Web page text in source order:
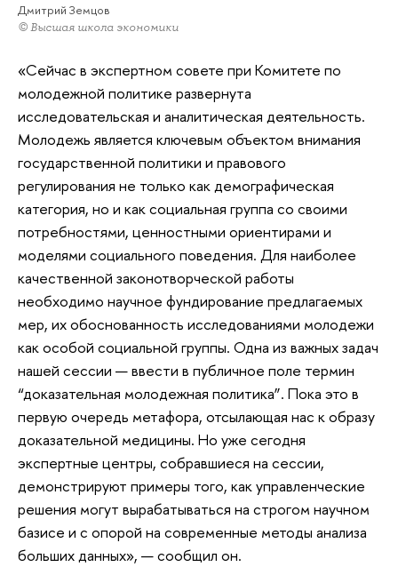
Дмитрий Земцов
© Высшая школа экономики
«Сейчас в экспертном совете при Комитете по
молодежной политике развернута
исследовательская и аналитическая деятельность.
Молодежь является ключевым объектом внимания
государственной политики и правового
регулирования не только как демографическая
категория, но и как социальная группа со своими
потребностями, ценностными ориентирами и
моделями социального поведения. Для наиболее
качественной законотворческой работы
необходимо научное фундирование предлагаемых
мер, их обоснованность исследованиями молодежи
как особой социальной группы. Одна из важных задач
нашей сессии — ввести в публичное поле термин
“доказательная молодежная политика”. Пока это в
первую очередь метафора, отсылающая нас к образу
доказательной медицины. Но уже сегодня
экспертные центры, собравшиеся на сессии,
демонстрируют примеры того, как управленческие
решения могут вырабатываться на строгом научном
базисе и с опорой на современные методы анализа
больших данных», — сообщил он.